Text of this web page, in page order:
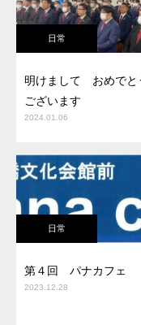
日常
明けまして おめで
ございます
2024.01.06
日常
第４回 パナカフェ
2023.12.28